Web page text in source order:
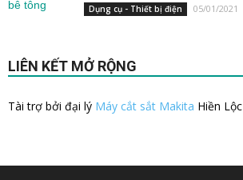
Dụng cụ - Thiết bị điện 05/01/2021
LIÊN KẾT MỞ RỘNG
Tài trợ bởi đại lý Máy cắt sắt Makita Hiền Lộc